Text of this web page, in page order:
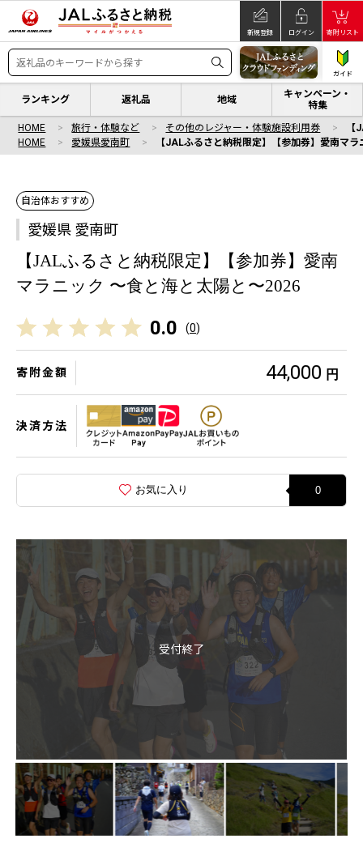
新規登録 ログイン 寄附リスト
ガイド
ランキング 返礼品 地域
キャンペーン・
特集
HOME 旅行・体験など その他のレジャー・体験施設利用券
HOME
愛媛県愛南町 【JALふるさと納税限定】【参加券】愛南マ
自治体おすすめ
愛媛県 愛南町
【JALふるさと納税限定】【参加券】愛南
マラニック 〜食と海と太陽と〜2026
0.0 (0)
寄附金額 44,000 円
決済方法
お気に入り 0
受付終了